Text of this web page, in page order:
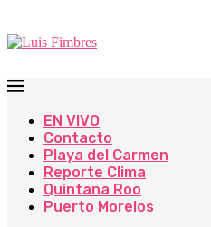
EN VIVO
Contacto
Playa del Carmen
Reporte Clima
Quintana Roo
Puerto Morelos